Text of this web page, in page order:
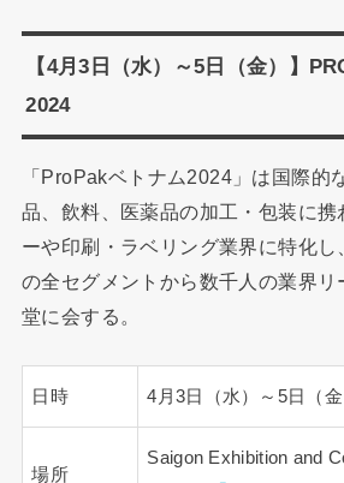
【4月3日（水）～5日（金）】
2024
「ProPakベトナム2024」は国際的
品、飲料、医薬品の加工・包装に
ーや印刷・ラベリング業界に特化
の全セグメントから数千人の業界
堂に会する。
日時 4月3日（水）～5日（金
場所
Saigon Exhibition and